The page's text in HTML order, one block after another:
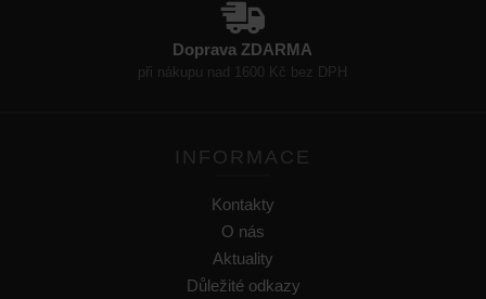
Doprava ZDARMA
při nákupu nad 1600 Kč bez DPH
INFORMACE
Kontakty
O nás
Aktuality
Důležité odkazy